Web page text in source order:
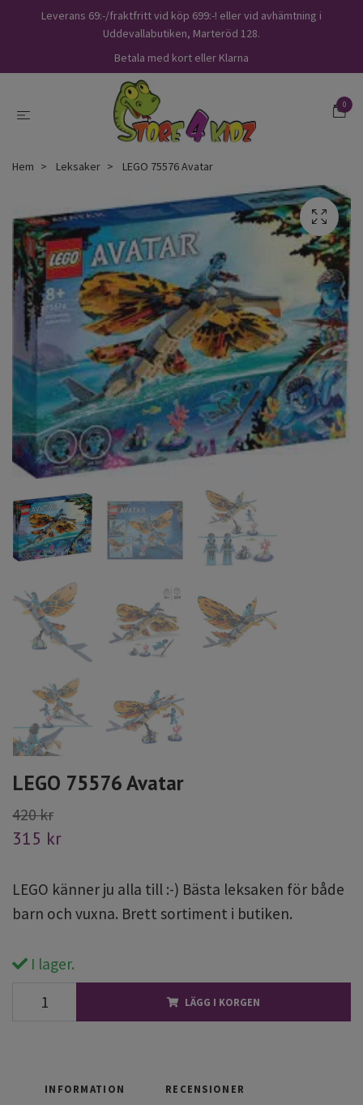
Leverans 69:-/fraktfritt vid köp 699:-! eller vid avhämtning i
Uddevallabutiken, Marteröd 128.
Betala med kort eller Klarna
0
Hem Leksaker LEGO 75576 Avatar
LEGO 75576 Avatar
420 kr
315 kr
LEGO känner ju alla till :-) Bästa leksaken för både
barn och vuxna. Brett sortiment i butiken.
I lager.
LÄGG I KORGEN
INFORMATION RECENSIONER